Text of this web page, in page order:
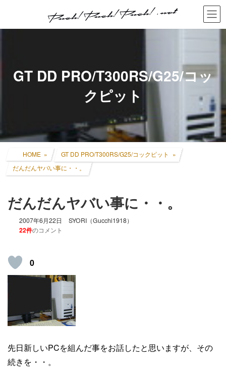
GT DD PRO/T300RS/G25/コッ
クピット
HOME
GT DD PRO/T300RS/G25/コックピット
だんだんヤバい事に・・。
だんだんヤバい事に・・。
2007年6月22日 SYORI（Gucchi1918）
22件のコメント
0
先日新しいPCを組んだ事をお話したと思いますが、その
続きを・・。